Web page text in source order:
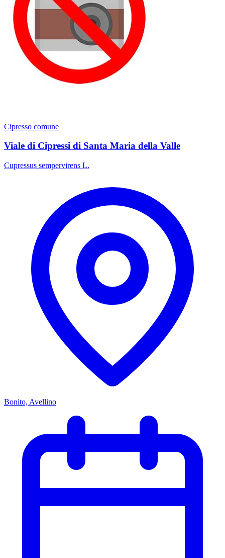
Cipresso comune
Viale di Cipressi di Santa Maria della Valle
Cupressus sempervirens L.
Bonito, Avellino